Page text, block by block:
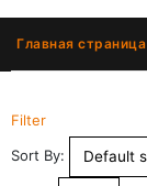
Главная страница
Filter
Sort By: